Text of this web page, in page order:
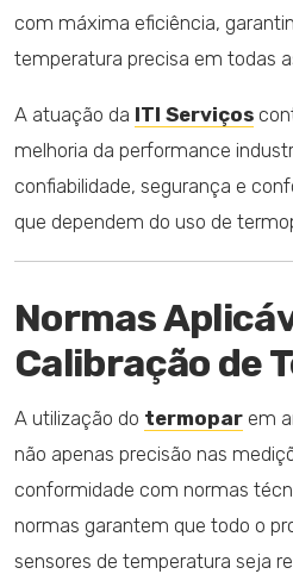
com máxima eficiência,
temperatura precisa em todas
A atuação da ITI Serviços
melhoria da performance
confiabilidade, segurança e
que dependem do uso de
Normas
Calibração de
A utilização do termopar em
não apenas precisão nas
conformidade com normas
normas garantem que todo o
sensores de temperatura seja